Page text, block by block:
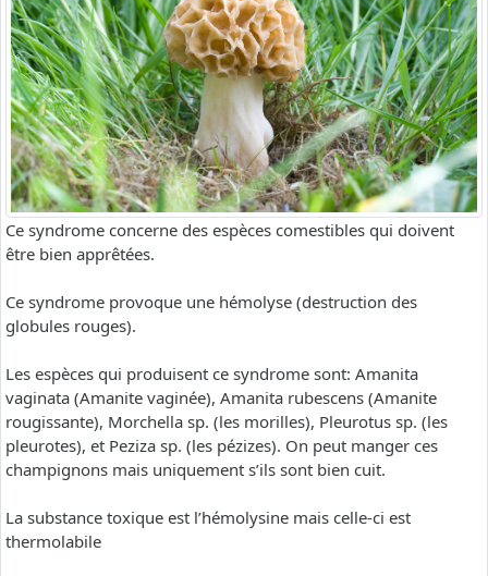
Ce syndrome concerne des espèces comestibles qui doivent
être bien apprêtées.
Ce syndrome provoque une hémolyse (destruction des
globules rouges).
Les espèces qui produisent ce syndrome sont: Amanita
vaginata (Amanite vaginée), Amanita rubescens (Amanite
rougissante), Morchella sp. (les morilles), Pleurotus sp. (les
pleurotes), et Peziza sp. (les pézizes). On peut manger ces
champignons mais uniquement s’ils sont bien cuit.
La substance toxique est l’hémolysine mais celle-ci est
thermolabile